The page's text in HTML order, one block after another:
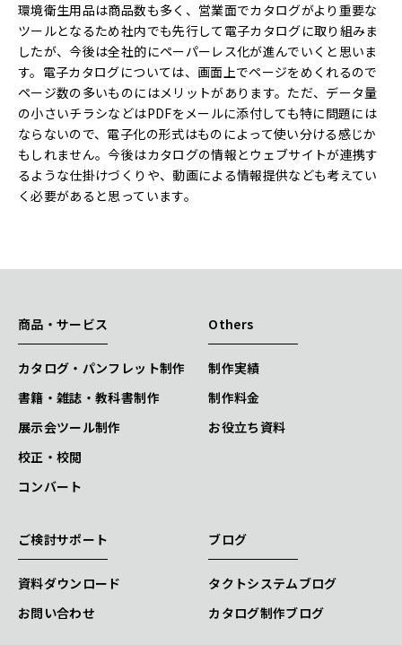
環境衛生用品は商品数も多く、営業面でカタログがより重要な
ツールとなるため社内でも先行して電子カタログに取り組みま
したが、今後は全社的にペーパーレス化が進んでいくと思いま
す。電子カタログについては、画面上でページをめくれるので
ページ数の多いものにはメリットがあります。ただ、データ量
の小さいチラシなどはPDFをメールに添付しても特に問題には
ならないので、電子化の形式はものによって使い分ける感じか
もしれません。今後はカタログの情報とウェブサイトが連携す
るような仕掛けづくりや、動画による情報提供なども考えてい
く必要があると思っています。
商品・サービス
カタログ・パンフレット制作
書籍・雑誌・教科書制作
展示会ツール制作
校正・校閲
コンバート
Others
制作実績
制作料金
お役立ち資料
ご検討サポート
資料ダウンロード
お問い合わせ
ブログ
タクトシステムブログ
カタログ制作ブログ